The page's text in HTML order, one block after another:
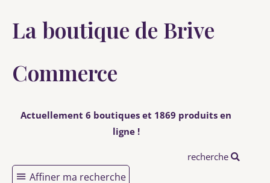
La boutique de Brive
Commerce
Actuellement 6 boutiques et 1869 produits en
ligne !
recherche
Affiner ma recherche